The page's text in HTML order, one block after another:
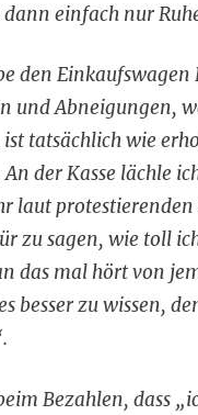
dann einfach nur
den
und Abneigungen,
ist tatsächlich wie
An der Kasse lächle
laut
zu sagen, wie toll
das mal hört von
besser zu wissen,
Bezahlen, dass